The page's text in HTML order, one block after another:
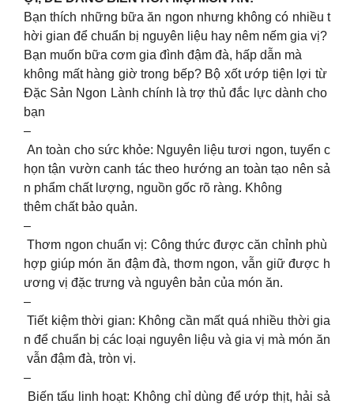
Bạn thích những bữa ăn ngon nhưng không có nhiều t
hời gian để chuẩn bị nguyên liệu hay nêm nếm gia vị?
Bạn muốn bữa cơm gia đình đậm đà, hấp dẫn mà
không mất hàng giờ trong bếp? Bộ xốt ướp tiện lợi từ
Đặc Sản Ngon Lành chính là trợ thủ đắc lực dành cho
bạn
–
An toàn cho sức khỏe: Nguyên liệu tươi ngon, tuyển c
họn tận vườn canh tác theo hướng an toàn tạo nên sả
n phẩm chất lượng, nguồn gốc rõ ràng. Không
thêm chất bảo quản.
–
Thơm ngon chuẩn vị: Công thức được căn chỉnh phù
hợp giúp món ăn đậm đà, thơm ngon, vẫn giữ được h
ương vị đặc trưng và nguyên bản của món ăn.
–
Tiết kiệm thời gian: Không cần mất quá nhiều thời gia
n để chuẩn bị các loại nguyên liệu và gia vị mà món ăn
vẫn đậm đà, tròn vị.
–
Biến tấu linh hoạt: Không chỉ dùng để ướp thịt, hải sả